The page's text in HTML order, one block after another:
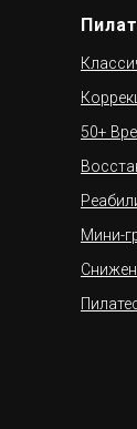
50+
Мини-